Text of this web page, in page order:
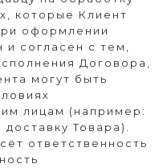
которые Клиент
оформлении
согласен с тем,
Договора,
могут быть
лицам (например:
Товара).
ответственность